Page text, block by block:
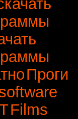
Проги
Films